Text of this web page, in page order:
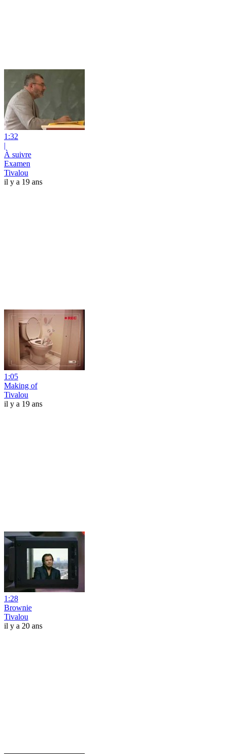
1:32
|
À suivre
Examen
Tivalou
il y a 19 ans
1:05
Making of
Tivalou
il y a 19 ans
1:28
Brownie
Tivalou
il y a 20 ans